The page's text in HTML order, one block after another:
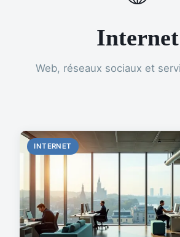
Internet
Web, réseaux sociaux et
INTERNET